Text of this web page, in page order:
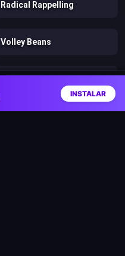
INSTALAR
Radical Rappelling
Volley Beans